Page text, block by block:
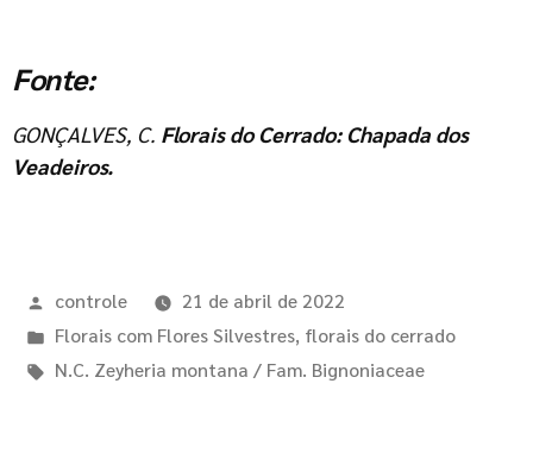
Fonte:
GONÇALVES, C. Florais do Cerrado: Chapada dos
Veadeiros.
controle
21 de abril de 2022
Florais com Flores Silvestres, florais do cerrado
N.C. Zeyheria montana / Fam. Bignoniaceae